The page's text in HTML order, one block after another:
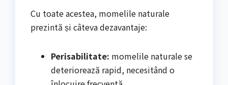
Cu toate acestea, momelile naturale
prezintă și câteva dezavantaje:
Perisabilitate: momelile naturale se
deteriorează rapid, necesitând o